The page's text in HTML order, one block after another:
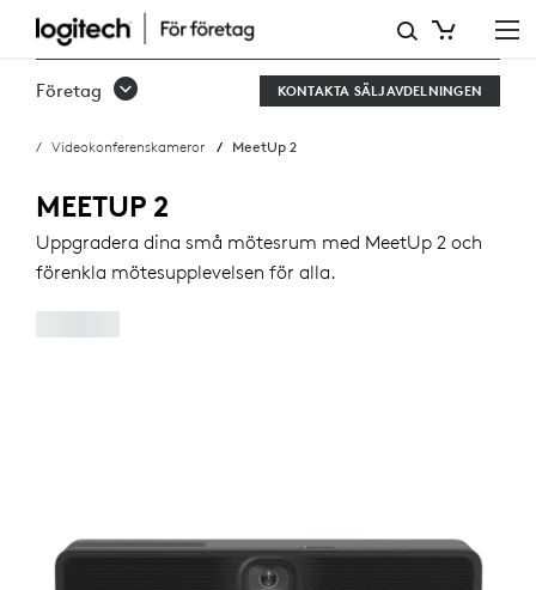
KÖP
MEETUP
Företag KONTAKTA SÄLJAVDELNINGEN
Videokonferenskameror MeetUp 2
MEETUP 2
Uppgradera dina små mötesrum med MeetUp 2 och
förenkla mötesupplevelsen för alla.